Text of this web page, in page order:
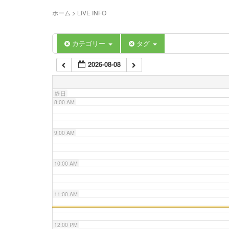
ホーム > LIVE INFO
カテゴリー タグ
2026-08-08
終日
5:00 AM
6:00 AM
7:00 AM
8:00 AM
9:00 AM
10:00 AM
11:00 AM
12:00 PM